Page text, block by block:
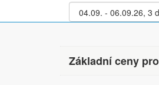
Základní ceny